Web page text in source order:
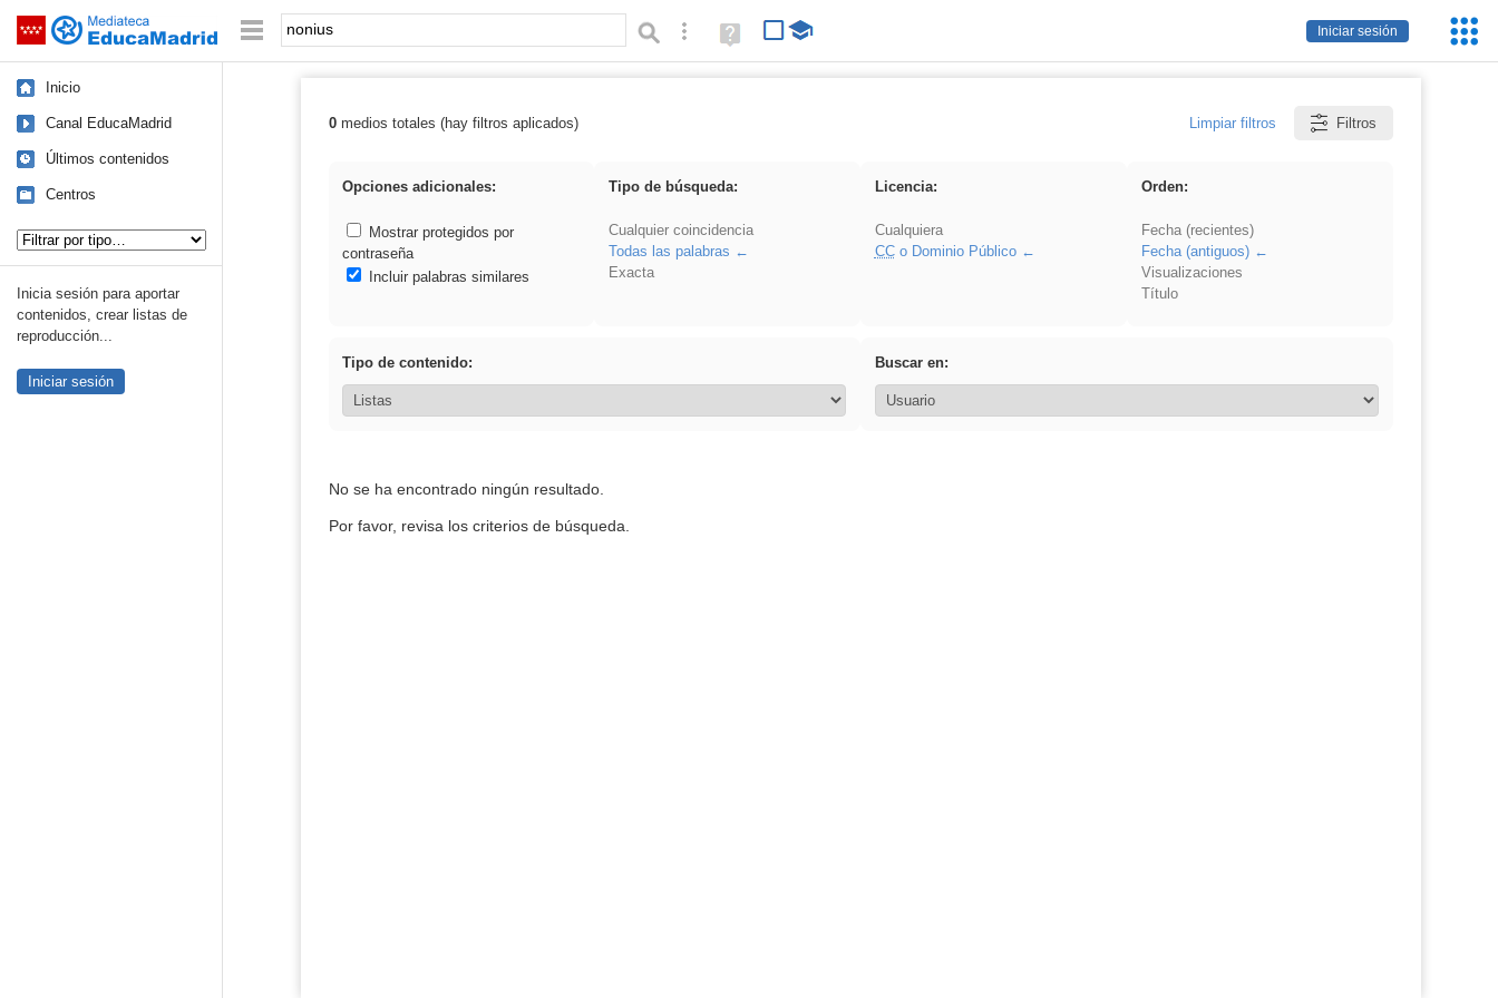
Saltar navegación
Iniciar sesión
Palabra o frase: Búsqueda avanzada
Ayuda
(en
Inicio
Canal EducaMadrid
Últimos contenidos
Centros
Inicia sesión para aportar
contenidos, crear listas de
reproducción...
Iniciar sesión
Resultados de: nonius
0medios totales (hay filtros aplicados) Limpiar filtros Filtros
Opciones adicionales:
Mostrar protegidos por
contraseña
Incluir palabras similares
Tipo de búsqueda:
Cualquier coincidencia
Todas las palabras
Exacta
Licencia:
Cualquiera
CCo Dominio Público
Orden:
Fecha (recientes)
Fecha (antiguos)
Visualizaciones
Título
Tipo de contenido: Buscar en:
No se ha encontrado ningún resultado.
Por favor, revisa los criterios de búsqueda.